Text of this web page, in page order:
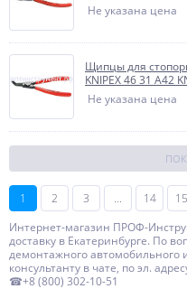
Не указана цена
Щипцы для
KNIPEX 46 31 A42
Не указана цена
1 2 3 ... 14 15
Интернет-магазин ПРОФ-
доставку в Екатеринбурге. По
демонтажного автомобильного
консультанту в чате, по эл.
☎+8 (800) 302-10-51